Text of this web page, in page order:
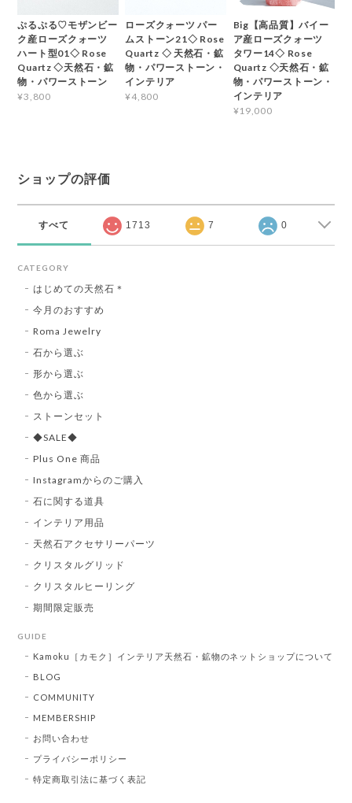
ぷるぷる♡モザンビー
ク産ローズクォーツ
ハート型01◇ Rose
Quartz ◇天然石・鉱
物・パワーストーン
¥3,800
ローズクォーツ パー
ムストーン21◇ Rose
Quartz ◇ 天然石・鉱
物・パワーストーン・
インテリア
¥4,800
Big【高品質】バイー
ア産ローズクォーツ
タワー14◇ Rose
Quartz ◇天然石・鉱
物・パワーストーン・
インテリア
¥19,000
ショップの評価
すべて 1713 7 0
CATEGORY
はじめての天然石＊
今月のおすすめ
Roma Jewelry
石から選ぶ
形から選ぶ
色から選ぶ
ストーンセット
◆SALE◆
Plus One 商品
Instagramからのご購入
石に関する道具
インテリア用品
天然石アクセサリーパーツ
クリスタルグリッド
クリスタルヒーリング
期間限定販売
GUIDE
Kamoku［カモク］インテリア天然石・鉱物のネットショップについて
BLOG
COMMUNITY
MEMBERSHIP
お問い合わせ
プライバシーポリシー
特定商取引法に基づく表記